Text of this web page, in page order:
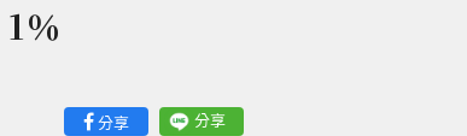
％
分享 分享